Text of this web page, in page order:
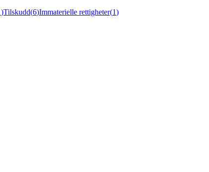
)Tilskudd(6)Immaterielle rettigheter(1)